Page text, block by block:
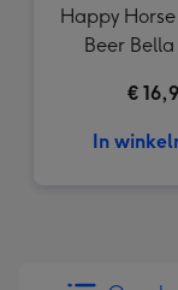
Happy Horse
Beer Bella
€
In